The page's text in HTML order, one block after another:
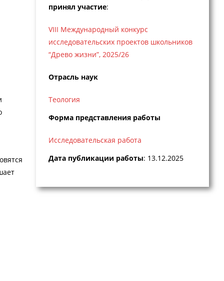
принял участие:
VIII Международный конкурс
исследовательских проектов школьников
“Древо жизни”, 2025/26
Отрасль наук
Теология
Форма представления работы
Исследовательская работа
Дата публикации работы: 13.12.2025